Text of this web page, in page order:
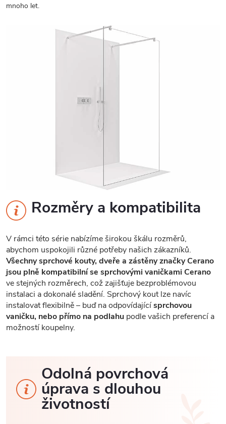
mnoho let.
Rozměry a kompatibilita
V rámci této série nabízíme širokou škálu rozměrů,
abychom uspokojili různé potřeby našich zákazníků.
Všechny sprchové kouty, dveře a zástěny značky Cerano
jsou plně kompatibilní se sprchovými vaničkami Cerano
ve stejných rozměrech, což zajišťuje bezproblémovou
instalaci a dokonalé sladění. Sprchový kout lze navíc
instalovat flexibilně – buď na odpovídajícísprchovou
vaničku, nebo přímo na podlahu podle vašich preferencí a
možností koupelny.
Odolná povrchová
úprava s dlouhou
životností